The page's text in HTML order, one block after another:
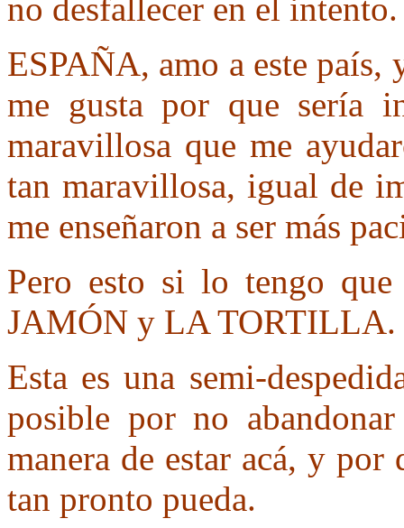
no desfallecer en el intento.
ESPAÑA, amo a este
me gusta por que sería
maravillosa que me
tan maravillosa, igual de
me enseñaron a ser más
Pero esto si lo tengo
JAMÓN y LA TORTILLA.
Esta es una semi-
posible por no
manera de estar acá, y
tan pronto pueda.